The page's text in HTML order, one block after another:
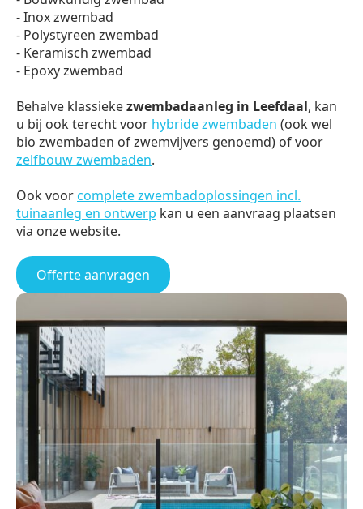
- Inox zwembad
- Polystyreen zwembad
- Keramisch zwembad
- Epoxy zwembad
Behalve klassiekezwembadaanleg in Leefdaal, kan
u bij ook terecht voor hybride zwembaden (ook wel
bio zwembaden of zwemvijvers genoemd) of voor
zelfbouw zwembaden.
Ook voorcomplete zwembadoplossingen incl.
tuinaanleg en ontwerp kan u een aanvraag plaatsen
via onze website.
Offerte aanvragen